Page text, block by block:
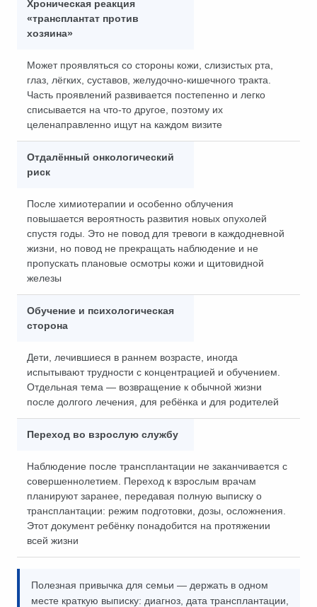
Хроническая реакция
«трансплантат против
хозяина»
Может проявляться со стороны кожи, слизистых рта,
глаз, лёгких, суставов, желудочно-кишечного тракта.
Часть проявлений развивается постепенно и легко
списывается на что-то другое, поэтому их
целенаправленно ищут на каждом визите
Отдалённый онкологический
риск
После химиотерапии и особенно облучения
повышается вероятность развития новых опухолей
спустя годы. Это не повод для тревоги в каждодневной
жизни, но повод не прекращать наблюдение и не
пропускать плановые осмотры кожи и щитовидной
железы
Обучение и психологическая
сторона
Дети, лечившиеся в раннем возрасте, иногда
испытывают трудности с концентрацией и обучением.
Отдельная тема — возвращение к обычной жизни
после долгого лечения, для ребёнка и для родителей
Переход во взрослую службу
Наблюдение после трансплантации не заканчивается с
совершеннолетием. Переход к взрослым врачам
планируют заранее, передавая полную выписку о
трансплантации: режим подготовки, дозы, осложнения.
Этот документ ребёнку понадобится на протяжении
всей жизни
Полезная привычка для семьи — держать в одном
месте краткую выписку: диагноз, дата трансплантации,